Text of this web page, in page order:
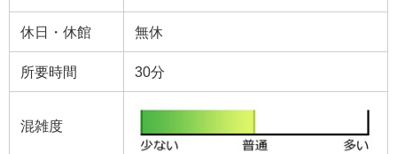
休日・休館 無休
所要時間 30分
混雑度